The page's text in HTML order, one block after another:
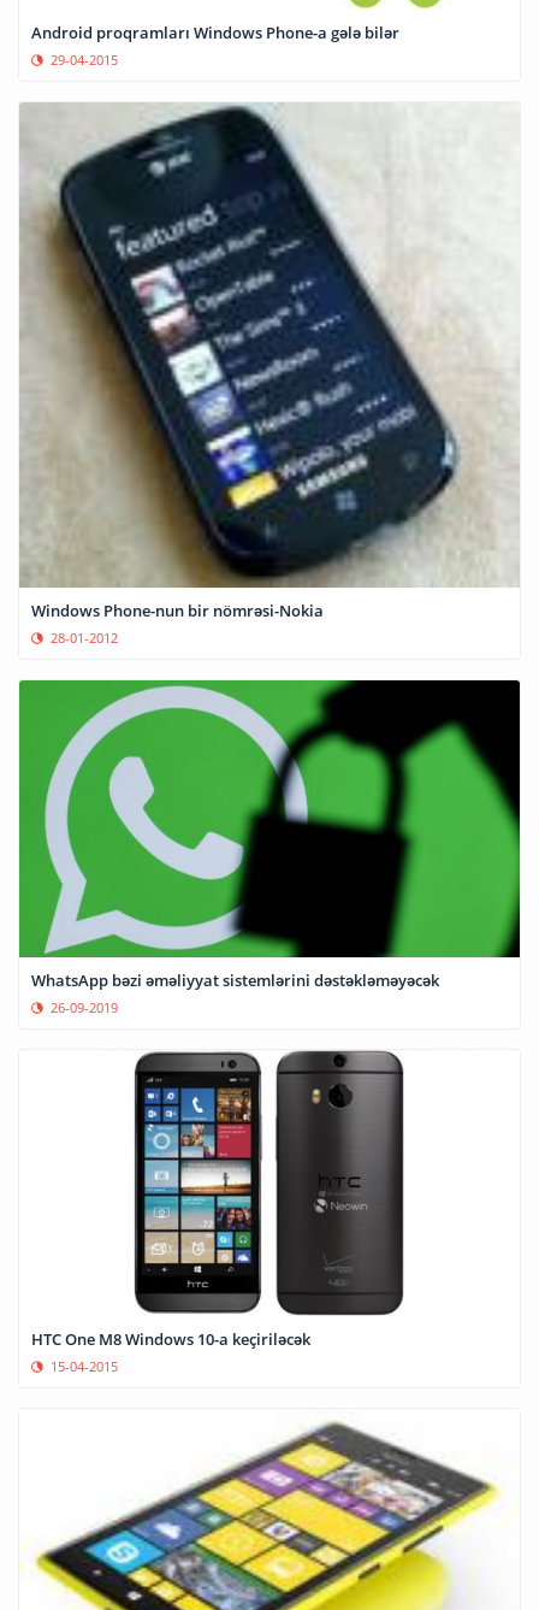
Android proqramları Windows Phone-a gələ bilər
29-04-2015
Windows Phone-nun bir nömrəsi-Nokia
28-01-2012
WhatsApp bəzi əməliyyat sistemlərini dəstəkləməyəcək
26-09-2019
HTC One M8 Windows 10-a keçiriləcək
15-04-2015